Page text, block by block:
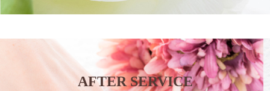
AFTER SERVICE